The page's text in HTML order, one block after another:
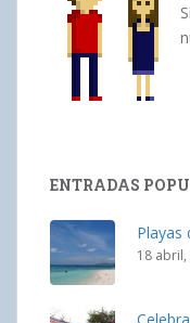
ENTRADAS
Playas
18 abril,